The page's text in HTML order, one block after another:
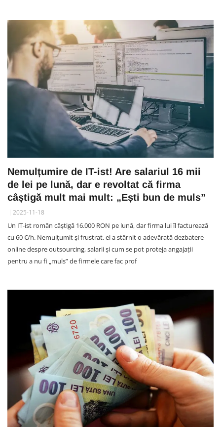
Nemulțumire de IT-ist! Are salariul 16 mii
de lei pe lună, dar e revoltat că firma
câștigă mult mai mult: „Ești bun de muls”
2025-11-18
Un IT-ist român câștigă 16.000 RON pe lună, dar firma lui îl facturează
cu 60 €/h. Nemulțumit și frustrat, el a stârnit o adevărată dezbatere
online despre outsourcing, salarii și cum se pot proteja angajații
pentru a nu fi „muls” de firmele care fac prof